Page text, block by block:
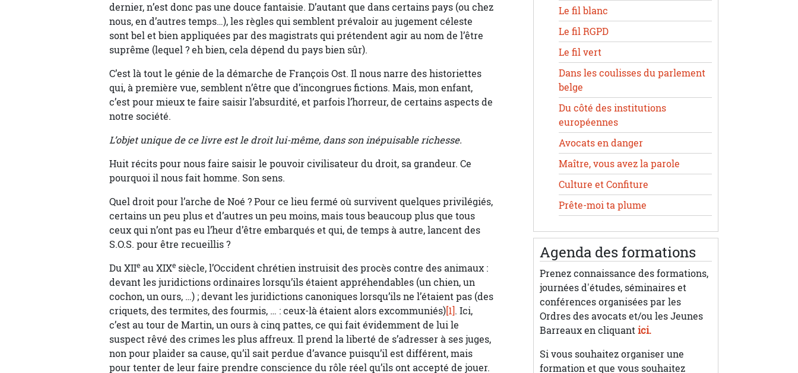
dernier, n’est donc pas une douce fantaisie. D’autant que dans certains pays (ou chez
nous, en d’autres temps…), les règles qui semblent prévaloir au jugement céleste
sont bel et bien appliquées par des magistrats qui prétendent agir au nom de l’être
suprême (lequel ? eh bien, cela dépend du pays bien sûr).
C’est là tout le génie de la démarche de François Ost. Il nous narre des historiettes
qui, à première vue, semblent n’être que d’incongrues fictions. Mais, mon enfant,
c’est pour mieux te faire saisir l’absurdité, et parfois l’horreur, de certains aspects de
notre société.
L’objet unique de ce livre est le droit lui-même, dans son inépuisable richesse.
Huit récits pour nous faire saisir le pouvoir civilisateur du droit, sa grandeur. Ce
pourquoi il nous fait homme. Son sens.
Quel droit pour l’arche de Noé ? Pour ce lieu fermé où survivent quelques privilégiés,
certains un peu plus et d’autres un peu moins, mais tous beaucoup plus que tous
ceux qui n’ont pas eu l’heur d’être embarqués et qui, de temps à autre, lancent des
S.O.S. pour être recueillis ?
Du XIIe au XIXe siècle, l’Occident chrétien instruisit des procès contre des animaux :
devant les juridictions ordinaires lorsqu’ils étaient appréhendables (un chien, un
cochon, un ours, …) ; devant les juridictions canoniques lorsqu’ils ne l’étaient pas (des
criquets, des termites, des fourmis, … : ceux-là étaient alors excommuniés)[1]. Ici,
c’est au tour de Martin, un ours à cinq pattes, ce qui fait évidemment de lui le
suspect rêvé des crimes les plus affreux. Il prend la liberté de s’adresser à ses juges,
non pour plaider sa cause, qu’il sait perdue d’avance puisqu’il est différent, mais
pour tenter de leur faire prendre conscience du rôle réel qu’ils ont accepté de jouer.
Le fil blanc
Le fil RGPD
Le fil vert
Dans les coulisses du parlement
belge
Du côté des institutions
européennes
Avocats en danger
Maître, vous avez la parole
Culture et Confiture
Prête-moi ta plume
Agenda des formations
Prenez connaissance des formations,
journées d'études, séminaires et
conférences organisées par les
Ordres des avocats et/ou les Jeunes
Barreaux en cliquantici.
Si vous souhaitez organiser une
formation et que vous souhaitez